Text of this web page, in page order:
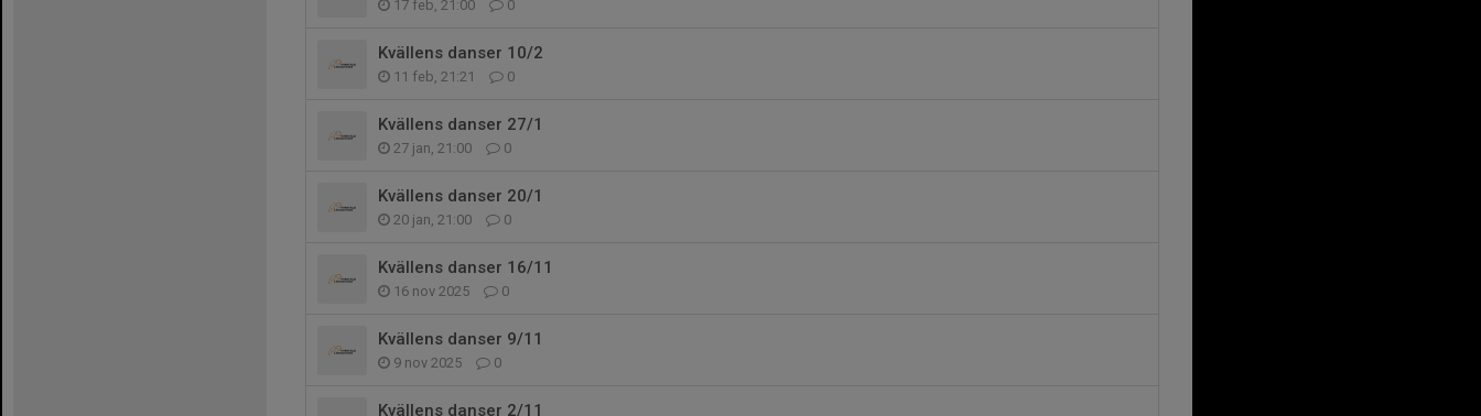
17 feb, 21:00 0
Kvällens danser 10/2
11 feb, 21:21 0
Kvällens danser 27/1
27 jan, 21:00 0
Kvällens danser 20/1
20 jan, 21:00 0
Kvällens danser 16/11
16 nov 2025 0
Kvällens danser 9/11
9 nov 2025 0
Kvällens danser 2/11